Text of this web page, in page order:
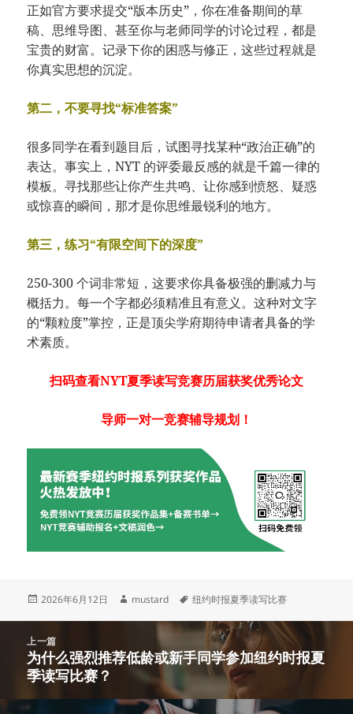
正如官方要求提交“版本历史”，你在准备期间的草
稿、思维导图、甚至你与老师同学的讨论过程，都是
宝贵的财富。记录下你的困惑与修正，这些过程就是
你真实思想的沉淀。
第二，不要寻找“标准答案”
很多同学在看到题目后，试图寻找某种“政治正确”的
表达。事实上，NYT 的评委最反感的就是千篇一律的
模板。寻找那些让你产生共鸣、让你感到愤怒、疑惑
或惊喜的瞬间，那才是你思维最锐利的地方。
第三，练习“有限空间下的深度”
250-300 个词非常短，这要求你具备极强的删减力与
概括力。每一个字都必须精准且有意义。这种对文字
的“颗粒度”掌控，正是顶尖学府期待申请者具备的学
术素质。
扫码查看NYT夏季读写竞赛历届获奖优秀论文
导师一对一竞赛辅导规划！
发
2026年6月12日
作
mustard
标
纽约时报夏季读写比赛
上一篇
上
篇
文
为什么强烈推荐低龄或新手同学参加纽约时报夏
季读写比赛？